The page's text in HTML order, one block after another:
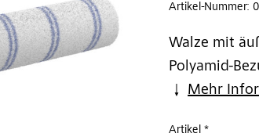
Artikel-Nummer:
Walze mit
Polyamid-
Mehr
Artikel *